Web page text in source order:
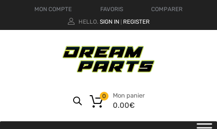
MON COMPTE FAVORIS
COMPARER
HELLO. SIGN IN REGISTER
Mon panier
0.00€
0